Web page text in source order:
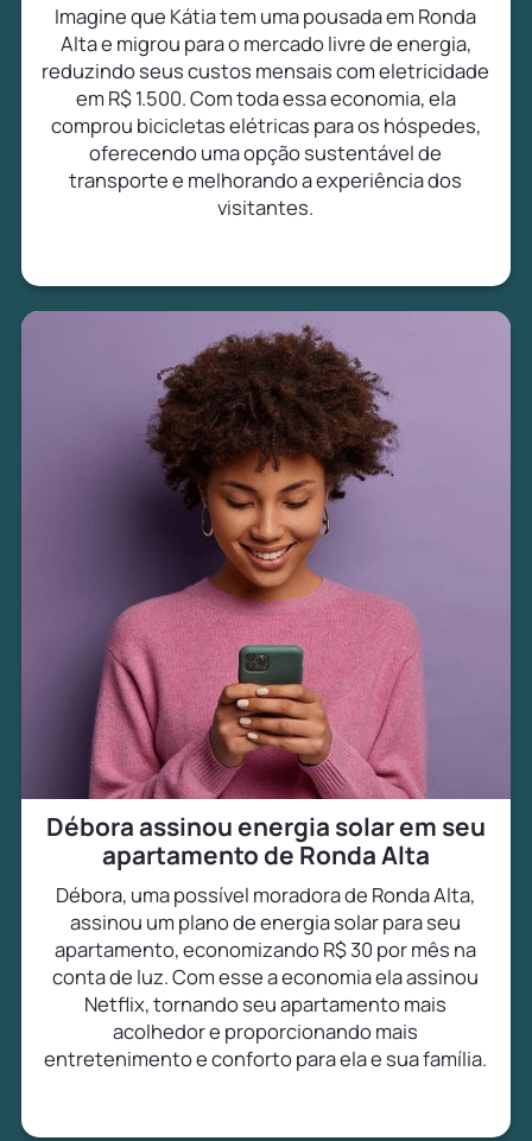
Imagine que Kátia tem uma pousada em Ronda
Alta e migrou para o mercado livre de energia,
reduzindo seus custos mensais com eletricidade
em R$ 1.500. Com toda essa economia, ela
comprou bicicletas elétricas para os hóspedes,
oferecendo uma opção sustentável de
transporte e melhorando a experiência dos
visitantes.
Débora assinou energia solar em seu
apartamento de Ronda Alta
Débora, uma possível moradora de Ronda Alta,
assinou um plano de energia solar para seu
apartamento, economizando R$ 30 por mês na
conta de luz. Com esse a economia ela assinou
Netflix, tornando seu apartamento mais
acolhedor e proporcionando mais
entretenimento e conforto para ela e sua família.